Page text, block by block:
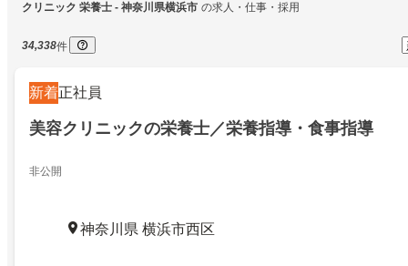
クリニック 栄養士 - 神奈川県横浜市 の求人・仕事・採用
34,338件
新着正社員
美容クリニックの栄養士／栄養指導・食事指導
非公開
神奈川県 横浜市西区